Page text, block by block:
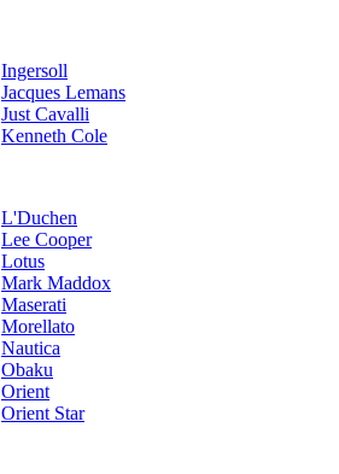
Ingersoll
Jacques Lemans
Just Cavalli
Kenneth Cole
L'Duchen
Lee Cooper
Lotus
Mark Maddox
Maserati
Morellato
Nautica
Obaku
Orient
Orient Star